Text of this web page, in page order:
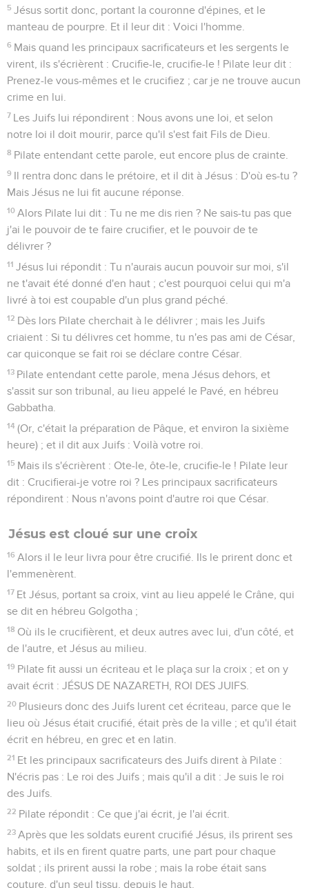
5 Jésus sortit donc, portant la couronne d'épines, et le
manteau de pourpre. Et il leur dit : Voici l'homme.
6 Mais quand les principaux sacrificateurs et les sergents le
virent, ils s'écrièrent : Crucifie-le, crucifie-le ! Pilate leur dit :
Prenez-le vous-mêmes et le crucifiez ; car je ne trouve aucun
crime en lui.
7 Les Juifs lui répondirent : Nous avons une loi, et selon
notre loi il doit mourir, parce qu'il s'est fait Fils de Dieu.
8 Pilate entendant cette parole, eut encore plus de crainte.
9 Il rentra donc dans le prétoire, et il dit à Jésus : D'où es-tu ?
Mais Jésus ne lui fit aucune réponse.
10 Alors Pilate lui dit : Tu ne me dis rien ? Ne sais-tu pas que
j'ai le pouvoir de te faire crucifier, et le pouvoir de te
délivrer ?
11 Jésus lui répondit : Tu n'aurais aucun pouvoir sur moi, s'il
ne t'avait été donné d'en haut ; c'est pourquoi celui qui m'a
livré à toi est coupable d'un plus grand péché.
12 Dès lors Pilate cherchait à le délivrer ; mais les Juifs
criaient : Si tu délivres cet homme, tu n'es pas ami de César,
car quiconque se fait roi se déclare contre César.
13 Pilate entendant cette parole, mena Jésus dehors, et
s'assit sur son tribunal, au lieu appelé le Pavé, en hébreu
Gabbatha.
14 (Or, c'était la préparation de Pâque, et environ la sixième
heure) ; et il dit aux Juifs : Voilà votre roi.
15 Mais ils s'écrièrent : Ote-le, ôte-le, crucifie-le ! Pilate leur
dit : Crucifierai-je votre roi ? Les principaux sacrificateurs
répondirent : Nous n'avons point d'autre roi que César.
Jésus est cloué sur une croix
16 Alors il le leur livra pour être crucifié. Ils le prirent donc et
l'emmenèrent.
17 Et Jésus, portant sa croix, vint au lieu appelé le Crâne, qui
se dit en hébreu Golgotha ;
18 Où ils le crucifièrent, et deux autres avec lui, d'un côté, et
de l'autre, et Jésus au milieu.
19 Pilate fit aussi un écriteau et le plaça sur la croix ; et on y
avait écrit : JÉSUS DE NAZARETH, ROI DES JUIFS.
20 Plusieurs donc des Juifs lurent cet écriteau, parce que le
lieu où Jésus était crucifié, était près de la ville ; et qu'il était
écrit en hébreu, en grec et en latin.
21 Et les principaux sacrificateurs des Juifs dirent à Pilate :
N'écris pas : Le roi des Juifs ; mais qu'il a dit : Je suis le roi
des Juifs.
22 Pilate répondit : Ce que j'ai écrit, je l'ai écrit.
23 Après que les soldats eurent crucifié Jésus, ils prirent ses
habits, et ils en firent quatre parts, une part pour chaque
soldat ; ils prirent aussi la robe ; mais la robe était sans
couture, d'un seul tissu, depuis le haut.